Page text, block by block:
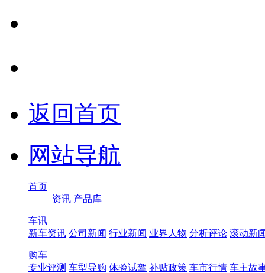
返回首页
网站导航
首页
资讯 产品库
车讯
新车资讯 公司新闻 行业新闻 业界人物 分析评论 滚动新
购车
专业评测 车型导购 体验试驾 补贴政策 车市行情 车主故